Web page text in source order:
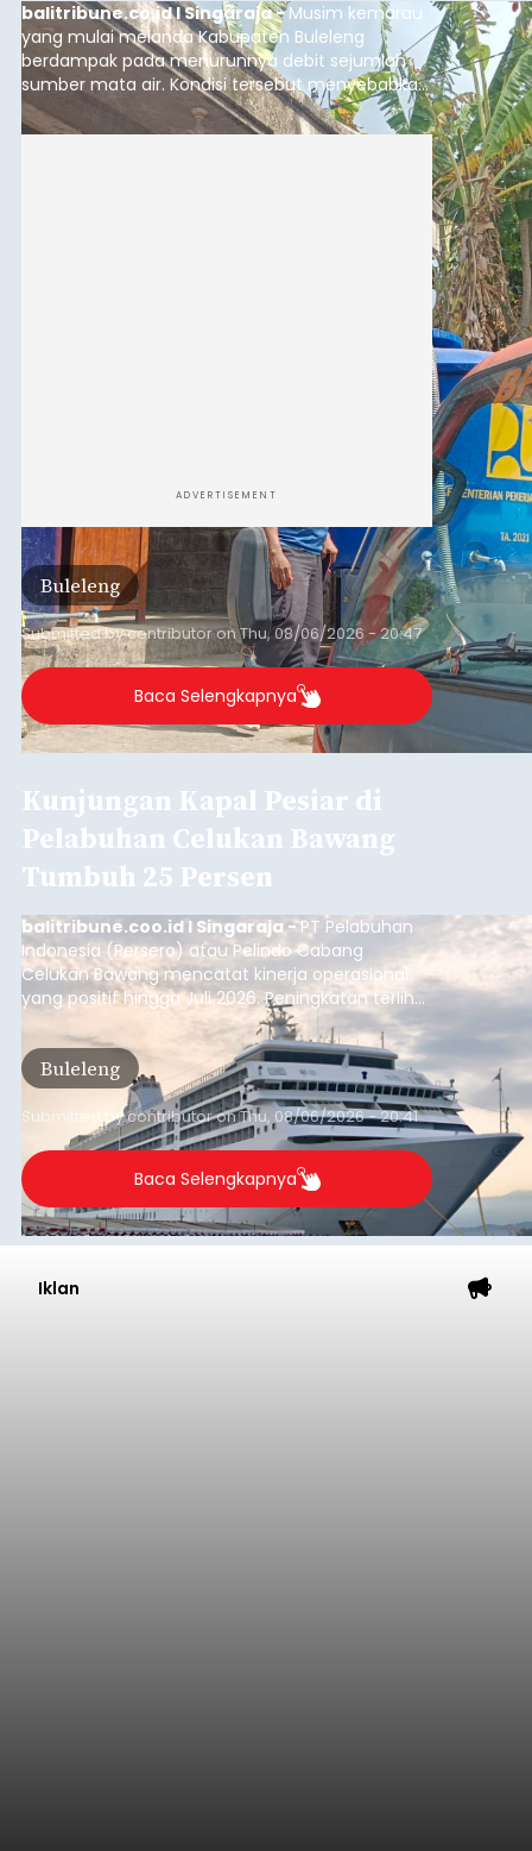
balitribune.co.id I Singaraja -Musim kemarau
yang mulai melanda Kabupaten Buleleng
berdampak pada menurunnya debit sejumlah
sumber mata air. Kondisi tersebut menyebabkan
warga di beberapa desa mulai mengalami
kesulitan mendapatkan air bersih, terutama
ADVERTISEMENT
Buleleng
Submitted bycontributoronThu, 08/06/2026 - 20:47
Baca Selengkapnya
Kunjungan Kapal Pesiar di
Pelabuhan Celukan Bawang
Tumbuh 25 Persen
balitribune.coo.id I Singaraja -PT Pelabuhan
Indonesia (Persero) atau Pelindo Cabang
Celukan Bawang mencatat kinerja operasional
yang positif hingga Juli 2026. Peningkatan terlihat
dari arus kapal yang mencapai 1,48 juta Gross
Tonnage (GT), atau tumbuh 12,4 persen
dibandingkan periode yang sama tahun lalu
yang tercatat sebesar 1,32 juta GT.
Buleleng
Submitted bycontributoronThu, 08/06/2026 - 20:41
Baca Selengkapnya
Iklan